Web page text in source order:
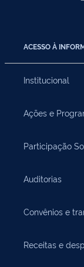
ACESSO À
Institucional
Ações e
Participação
Auditorias
Convênios e
Receitas e